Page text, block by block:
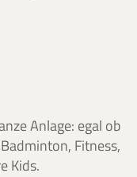
Anlage: egal ob
Fitness,
Kids.